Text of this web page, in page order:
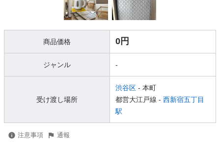
商品価格 0円
ジャンル -
受け渡し場所
渋谷区 - 本町
都営大江戸線 - 西新宿五丁目
駅
注意事項 通報